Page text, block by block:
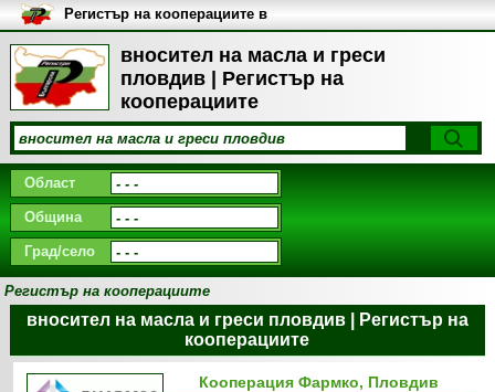
вносител на масла и греси
пловдив | Регистър на
кооперациите
Регистър на кооперациите в
България
Област
Община
Град/село
Регистър на кооперациите
вносител на масла и греси пловдив | Регистър на
кооперациите
Кооперация Фармко, Пловдив